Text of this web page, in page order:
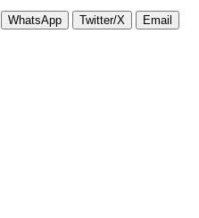
WhatsApp Twitter/X Email